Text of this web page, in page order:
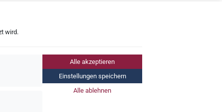
wird.
Alle akzeptieren
Einstellungen speichern
Alle ablehnen